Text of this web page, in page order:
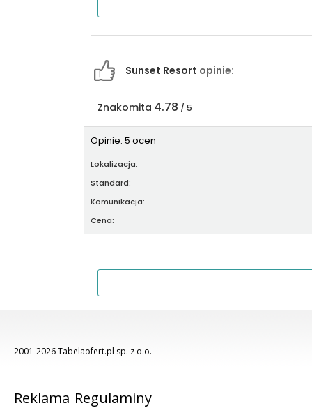
Sunset Resort opinie:
Znakomita 4.78 / 5
Opinie: 5 ocen
Lokalizacja:
Standard:
Komunikacja:
Cena:
2001-2026 Tabelaofert.pl sp. z o.o.
Reklama Regulaminy